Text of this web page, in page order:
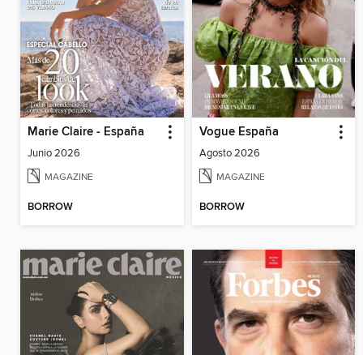
Marie Claire - España
Junio 2026
MAGAZINE
BORROW
Vogue España
Agosto 2026
MAGAZINE
BORROW